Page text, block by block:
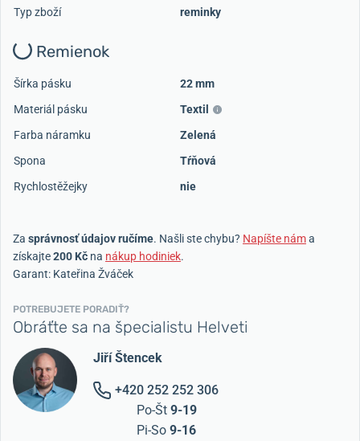
Typ zboží reminky
Remienok
Šírka pásku
22 mm
Materiál pásku
Textil
Farba náramku
Zelená
Spona
Tŕňová
Rychlostěžejky
nie
Za správnosť údajov ručíme. Našli ste chybu? Napíšte náma
získajte200 Kč na nákup hodiniek.
Garant: Kateřina Žváček
POTREBUJETE PORADIŤ?
Obráťte sa na špecialistu Helveti
Jiří Štencek
+420 252 252 306
Po-Št 9-19
Pi-So 9-16